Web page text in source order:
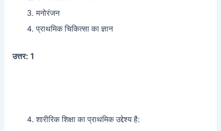
मनोरंजन
प्राथमिक चिकित्सा का ज्ञान
उत्तर: 1
शारीरिक शिक्षा का प्राथमिक उद्देश्य है: